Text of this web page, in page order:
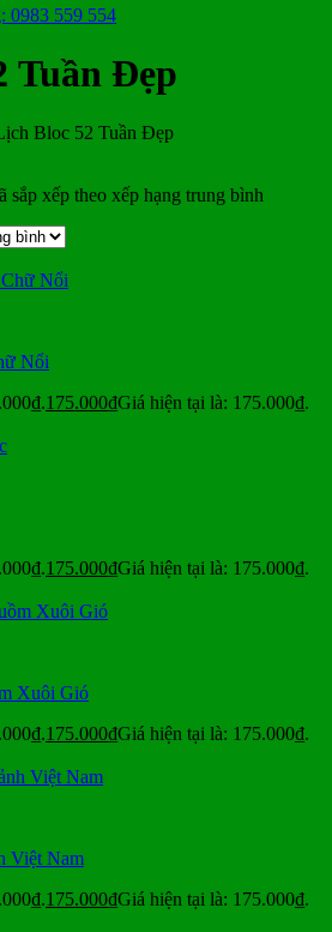
0983 559 554
Tuần Đẹp
Bloc 52 Tuần Đẹp
sắp xếp theo xếp hạng trung bình
Nổi
175.000₫Giá hiện tại là: 175.000₫.
175.000₫Giá hiện tại là: 175.000₫.
Xuôi Gió
175.000₫Giá hiện tại là: 175.000₫.
Việt Nam
175.000₫Giá hiện tại là: 175.000₫.